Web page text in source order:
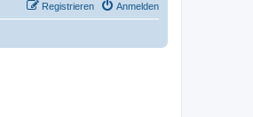
Anmelden
Registrieren